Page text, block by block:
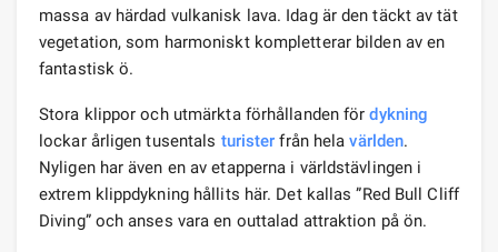
massa av härdad vulkanisk lava. Idag är den täckt av tät
vegetation, som harmoniskt kompletterar bilden av en
fantastisk ö.
Stora klippor och utmärkta förhållanden fördykning
lockar årligen tusentals turister från helavärlden.
Nyligen har även en av etapperna i världstävlingen i
extrem klippdykning hållits här. Det kallas ”Red Bull Cliff
Diving” och anses vara en outtalad attraktion på ön.